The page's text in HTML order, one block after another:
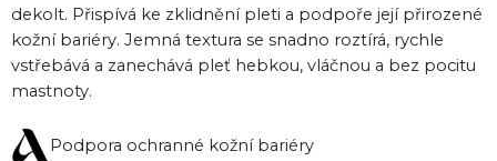
dekolt. Přispívá ke zklidnění pleti a podpoře její přirozené
kožní bariéry. Jemná textura se snadno roztírá, rychle
vstřebává a zanechává pleť hebkou, vláčnou a bez pocitu
mastnoty.
Podpora ochranné kožní bariéry